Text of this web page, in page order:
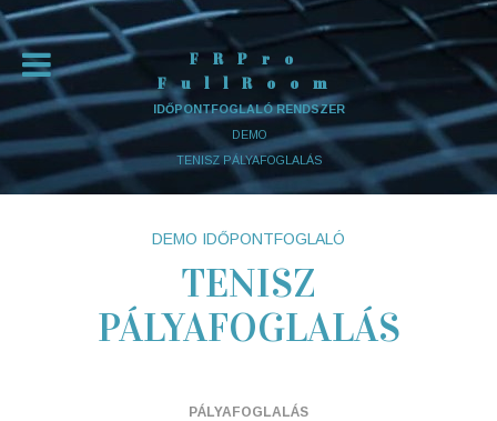
FRPro
FullRoom
IDŐPONTFOGLALÓ RENDSZER
DEMO
TENISZ PÁLYAFOGLALÁS
DEMO IDŐPONTFOGLALÓ
TENISZ
PÁLYAFOGLALÁS
PÁLYAFOGLALÁS